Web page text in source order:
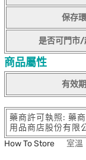
保存
是否可門市/
商品屬性
有效
藥商許可執照: 藥
用品商店股份有限
How To Store
室溫